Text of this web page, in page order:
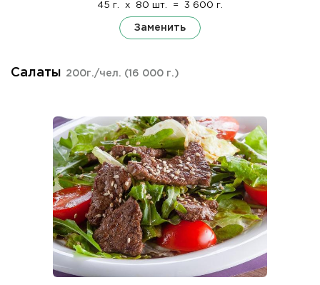
45 г. x 80 шт. = 3 600 г.
Заменить
Салаты 200г./чел. (16 000 г.)